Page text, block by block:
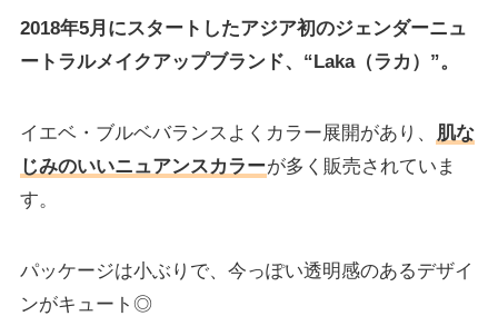
2018年5月にスタートしたアジア初のジェンダーニュ
ートラルメイクアップブランド、“Laka（ラカ）”。
イエベ・ブルベバランスよくカラー展開があり、
肌な
じみのいいニュアンスカラーが多く販売されていま
す。
パッケージは小ぶりで、今っぽい透明感のあるデザイ
ンがキュート◎